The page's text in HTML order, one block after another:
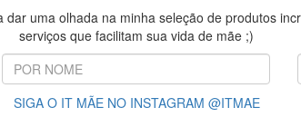
dar uma olhada na minha seleção de produtos
serviços que facilitam sua vida de mãe ;)
SIGA O IT MÃE NO INSTAGRAM @ITMAE